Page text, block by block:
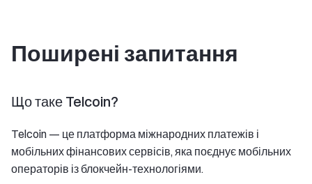
Поширені запитання
Що таке Telcoin?
Telcoin — це платформа міжнародних платежів і
мобільних фінансових сервісів, яка поєднує мобільних
операторів із блокчейн-технологіями.